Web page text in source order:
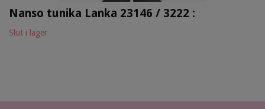
Nanso tunika Lanka 23146 / 3222 :
Slut i lager